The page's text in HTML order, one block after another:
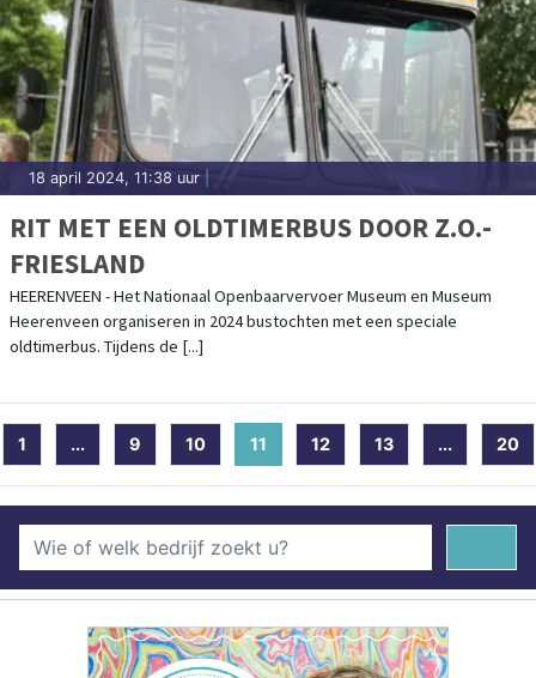
18 april 2024, 11:38 uur
RIT MET EEN OLDTIMERBUS DOOR Z.O.-
FRIESLAND
HEERENVEEN - Het Nationaal Openbaarvervoer Museum en Museum
Heerenveen organiseren in 2024 bustochten met een speciale
oldtimerbus. Tijdens de [...]
1 ... 9 10 11 (current)
12 13 ... 20